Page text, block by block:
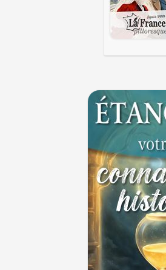
3 juillet 987 :
des Francs à Noyon 3